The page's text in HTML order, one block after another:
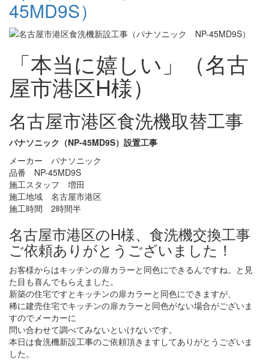
45MD9S）
「本当に嬉しい」（名古
屋市港区H様）
名古屋市港区食洗機取替工事
パナソニック（NP-45MD9S）設置工事
メーカー パナソニック
品番 NP-45MD9S
施工スタッフ 増田
施工地域 名古屋市港区
施工時間 2時間半
名古屋市港区のH様、食洗機交換工事
ご依頼ありがとうございました！
お客様からはキッチンの扉カラーと同色にできるんですね。と見
た目も喜んでもらえました。
新築の住宅ですとキッチンの扉カラーと同色にできますが、
稀に建売住宅でキッチンの扉カラーと同色がない場合がございま
すのでメーカーに
問い合わせて調べてみないといけないです。
本日は食洗機新設工事のご依頼頂きますしてありがとうございま
した。